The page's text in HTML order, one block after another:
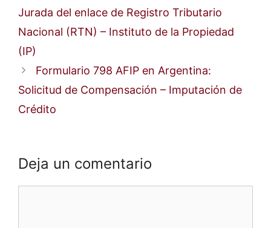
Jurada del enlace de Registro Tributario
Nacional (RTN) – Instituto de la Propiedad
(IP)
Formulario 798 AFIP en Argentina:
Solicitud de Compensación – Imputación de
Crédito
Deja un comentario